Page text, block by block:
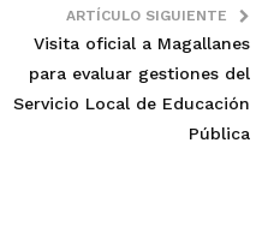
ARTÍCULO SIGUIENTE
Visita oficial a Magallanes
para evaluar gestiones del
Servicio Local de Educación
Pública